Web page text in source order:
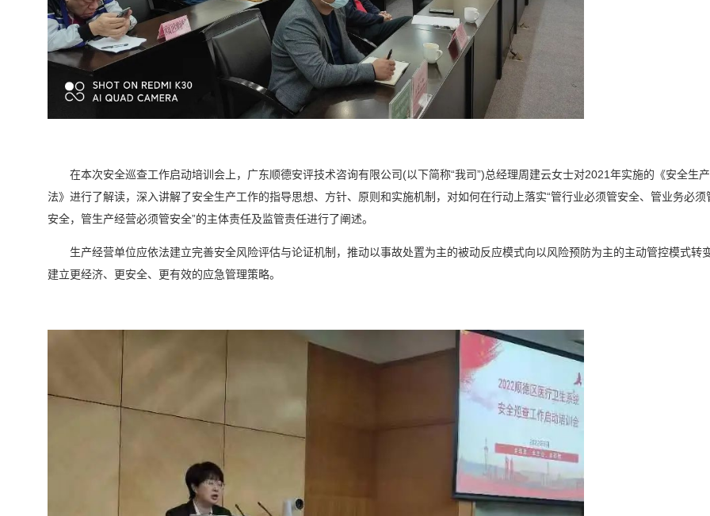
在本次安全巡查工作启动培训会上，广东顺德安评技术咨询有限公司(以下简称“我司”)总经理周建云女士对2021年实施的《安全生产
法》进行了解读，深入讲解了安全生产工作的指导思想、方针、原则和实施机制，对如何在行动上落实“管行业必须管安全、管业务必须
安全，管生产经营必须管安全”的主体责任及监管责任进行了阐述。
生产经营单位应依法建立完善安全风险评估与论证机制，推动以事故处置为主的被动反应模式向以风险预防为主的主动管控模式转
建立更经济、更安全、更有效的应急管理策略。